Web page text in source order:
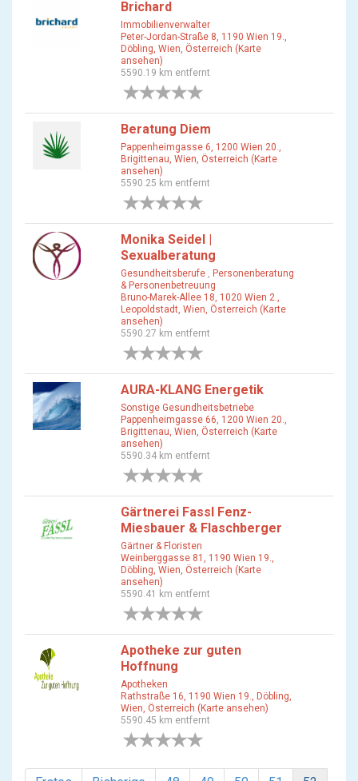
Brichard
Immobilienverwalter
Peter-Jordan-Straße 8, 1190 Wien 19.,
Döbling, Wien, Österreich (Karte
ansehen)
5590.19 km entfernt
Beratung Diem
Pappenheimgasse 6, 1200 Wien 20.,
Brigittenau, Wien, Österreich (Karte
ansehen)
5590.25 km entfernt
Monika Seidel |
Sexualberatung
Gesundheitsberufe , Personenberatung
& Personenbetreuung
Bruno-Marek-Allee 18, 1020 Wien 2.,
Leopoldstadt, Wien, Österreich (Karte
ansehen)
5590.27 km entfernt
AURA-KLANG Energetik
Sonstige Gesundheitsbetriebe
Pappenheimgasse 66, 1200 Wien 20.,
Brigittenau, Wien, Österreich (Karte
ansehen)
5590.34 km entfernt
Gärtnerei Fassl Fenz-
Miesbauer & Flaschberger
Gärtner & Floristen
Weinberggasse 81, 1190 Wien 19.,
Döbling, Wien, Österreich (Karte
ansehen)
5590.41 km entfernt
Apotheke zur guten
Hoffnung
Apotheken
Rathstraße 16, 1190 Wien 19., Döbling,
Wien, Österreich (Karte ansehen)
5590.45 km entfernt